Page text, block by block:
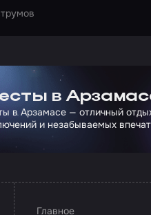
Сколково
в
в Арзамасе — отличный
и незабываемых
Главное